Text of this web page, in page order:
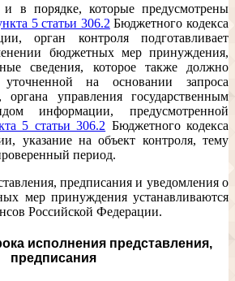
в порядке, которые предусмотрены
5 статьи 306.2 Бюджетного кодекса
орган контроля подготавливает
бюджетных мер принуждения,
сведения, которое также должно
на основании запроса
органа управления государственным
информации, предусмотренной
5 статьи 306.2 Бюджетного кодекса
указание на объект контроля, тему
период.
предписания и уведомления о
мер принуждения устанавливаются
Российской Федерации.
исполнения представления,
предписания